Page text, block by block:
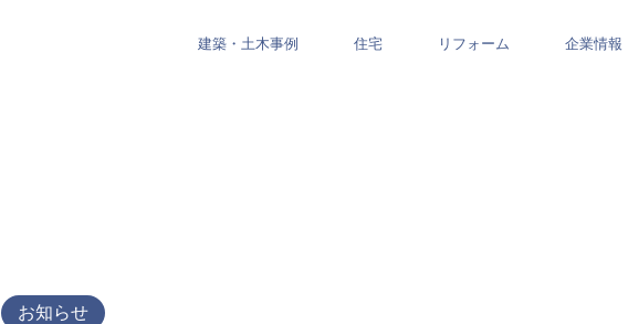
建築・土木事例 住宅 リフォーム 企業情報
お知らせ